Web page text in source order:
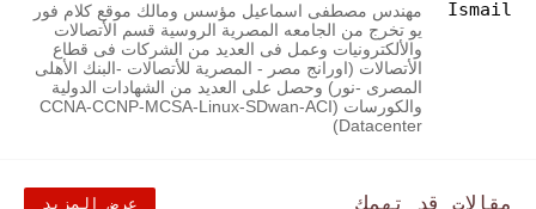
مهندس مصطفى اسماعيل مؤسس ومالك موقع كلام فور
يو تخرج من الجامعه المصرية الروسية قسم الأتصالات
والألكترونيات وعمل فى العديد من الشركات فى قطاع
الأتصالات (اورانج مصر - المصرية للأتصالات -البنك الأهلى
المصرى -نور) وحصل على العديد من الشهادات الدولية
والكورسات (CCNA-CCNP-MCSA-Linux-SDwan-ACI
Datacenter)
مقالات قد تهمك عرض المزيد